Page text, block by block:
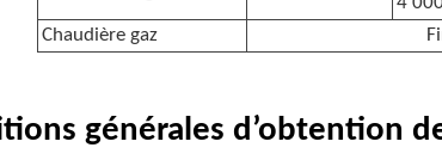
Chaudière gaz
générales d’obtention